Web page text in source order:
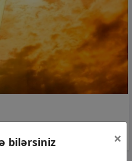
bilərsiniz ×